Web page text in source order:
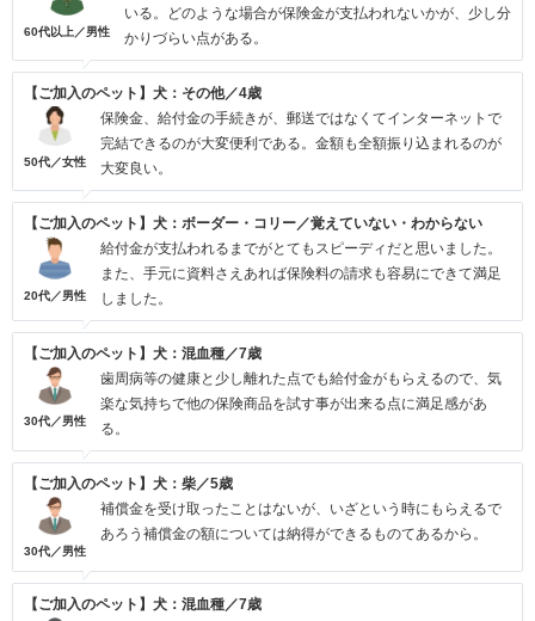
60代以上／男性
いる。どのような場合が保険金が支払われないかが、少し分
かりづらい点がある。
【ご加入のペット】犬：その他／4歳
50代／女性
保険金、給付金の手続きが、郵送ではなくてインターネットで
完結できるのが大変便利である。金額も全額振り込まれるのが
大変良い。
【ご加入のペット】犬：ボーダー・コリー／覚えていない・わからない
20代／男性
給付金が支払われるまでがとてもスピーディだと思いました。
また、手元に資料さえあれば保険料の請求も容易にできて満足
しました。
【ご加入のペット】犬：混血種／7歳
30代／男性
歯周病等の健康と少し離れた点でも給付金がもらえるので、気
楽な気持ちで他の保険商品を試す事が出来る点に満足感があ
る。
【ご加入のペット】犬：柴／5歳
30代／男性
補償金を受け取ったことはないが、いざという時にもらえるで
あろう補償金の額については納得ができるものてあるから。
【ご加入のペット】犬：混血種／7歳